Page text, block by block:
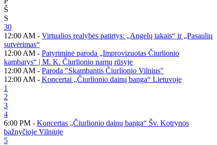
Š
S
30
12:00 AM - Virtualios realybės patirtys: „Angelų takais“ ir „Pasaulių
sutvėrimas“
12:00 AM - Patyriminė paroda „Improvizuotas Čiurlionio
kambarys“ | M. K. Čiurlionio namų rūsyje
12:00 AM - Paroda "Skambantis Čiurlionio Vilnius"
12:00 AM - Koncertai „Čiurlionio dainų banga“ Lietuvoje
1
2
3
4
6:00 PM - Koncertas „Čiurlionio dainų banga“ Šv. Kotrynos
bažnyčioje Vilniuje
5